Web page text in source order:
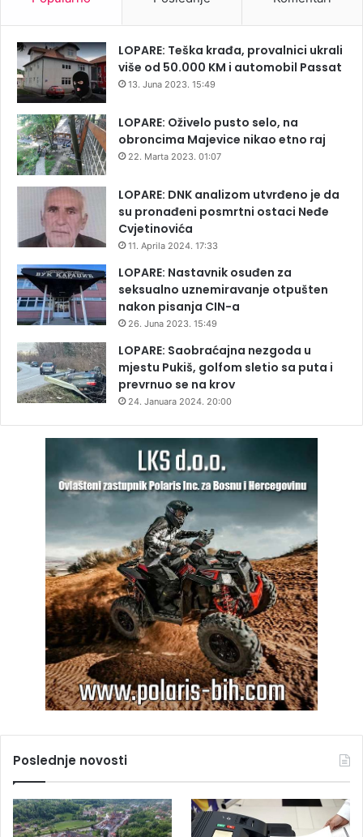
LOPARE: Teška krađa, provalnici ukrali
više od 50.000 KM i automobil Passat
13. Juna 2023. 15:49
LOPARE: Oživelo pusto selo, na
obroncima Majevice nikao etno raj
22. Marta 2023. 01:07
LOPARE: DNK analizom utvrđeno je da
su pronađeni posmrtni ostaci Neđe
Cvjetinovića
11. Aprila 2024. 17:33
LOPARE: Nastavnik osuđen za
seksualno uznemiravanje otpušten
nakon pisanja CIN-a
26. Juna 2023. 15:49
LOPARE: Saobraćajna nezgoda u
mjestu Pukiš, golfom sletio sa puta i
prevrnuo se na krov
24. Januara 2024. 20:00
Poslednje novosti